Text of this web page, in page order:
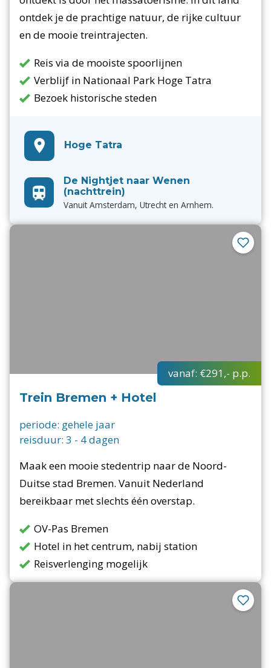
ontdek je de prachtige natuur, de rijke cultuur
en de mooie treintrajecten.
Reis via de mooiste spoorlijnen
Verblijf in Nationaal Park Hoge Tatra
Bezoek historische steden
Hoge Tatra
De Nightjet naar Wenen
(nachttrein)
Vanuit Amsterdam, Utrecht en Arnhem.
vanaf: €291,- p.p.
Trein Bremen + Hotel
periode: gehele jaar
reisduur: 3 - 4dagen
Maak een mooie stedentrip naar de Noord-
Duitse stad Bremen. Vanuit Nederland
bereikbaar met slechts één overstap.
OV-Pas Bremen
Hotel in het centrum, nabij station
Reisverlenging mogelijk